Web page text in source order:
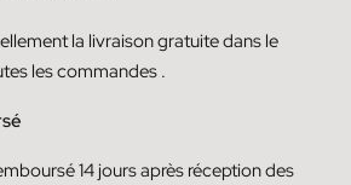
la livraisongratuite dans le
les commandes .
14joursaprès réception des